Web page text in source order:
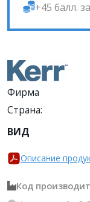
+45 балл.
Фирма
Страна:
ВИД
Описание
Код